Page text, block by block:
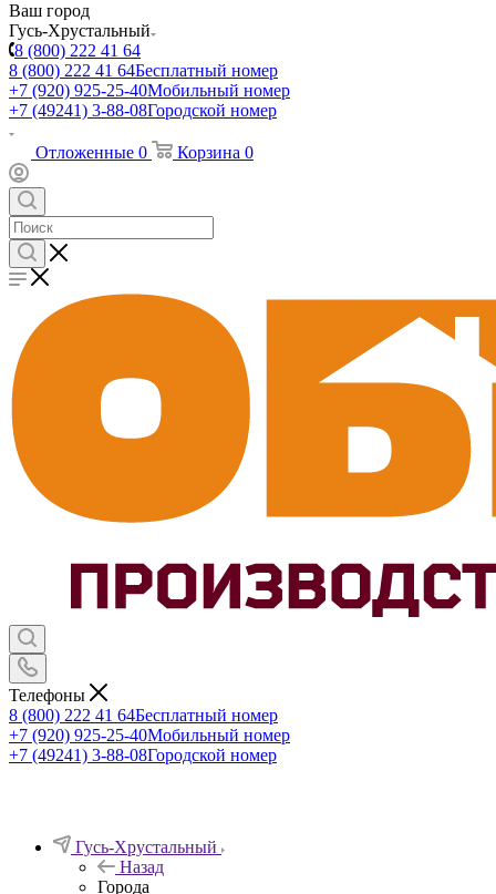
Ваш город
Гусь-Хрустальный
8 (800) 222 41 64
8 (800) 222 41 64Бесплатный номер
+7 (920) 925-25-40Мобильный номер
+7 (49241) 3-88-08Городской номер
Отложенные 0 Корзина 0
Телефоны
8 (800) 222 41 64Бесплатный номер
+7 (920) 925-25-40Мобильный номер
+7 (49241) 3-88-08Городской номер
Гусь-Хрустальный
Назад
Города